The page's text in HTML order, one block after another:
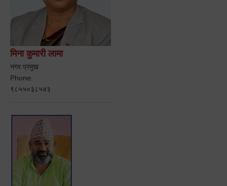
मिना कुमारी लामा
नगर प्रमुख
Phone:
९८५५०३८५४३